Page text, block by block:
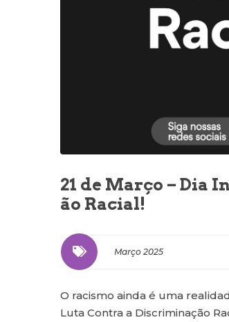
21 de Março – Dia
ão Racial!
Março 2025
O racismo ainda é uma
Luta Contra a Discriminação